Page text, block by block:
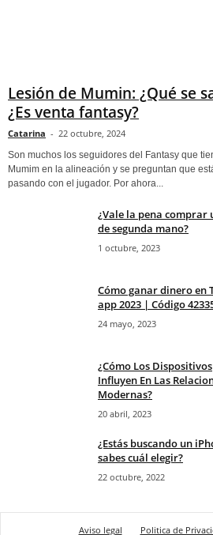
Lesión de Mumin: ¿Qué se
¿Es venta fantasy?
Catarina - 22 octubre, 2024
Son muchos los seguidores del Fantasy que
Mumim en la alineación y se preguntan que
pasando con el jugador. Por ahora...
¿Vale la pena comprar
de segunda mano?
1 octubre, 2023
Cómo ganar dinero en
app 2023 | Código
24 mayo, 2023
¿Cómo Los Dispositivos
Influyen En Las
Modernas?
20 abril, 2023
¿Estás buscando un
sabes cuál elegir?
22 octubre, 2022
Aviso legal Politica de